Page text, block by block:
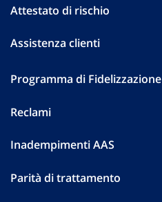
Attestato di rischio
Assistenza clienti
Programma di Fidelizzazione
Reclami
Inadempimenti AAS
Parità di trattamento